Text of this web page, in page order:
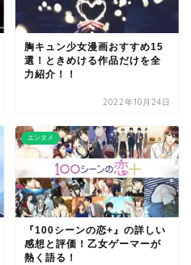
胸キュン少女漫画おすすめ15
選！ときめける作品だけを全
力紹介！！
2022年10月24日
エンタメ
『100シーンの恋+』の詳しい
感想と評価！乙女ゲーマーが
熱く語る！